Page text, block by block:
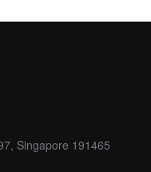
Singapore 191465